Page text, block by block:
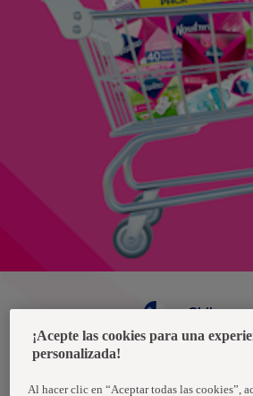
Términos y
Chile
¡Acepte las cookies para una
personalizada!
Al hacer clic en “Aceptar todas las cookies”,